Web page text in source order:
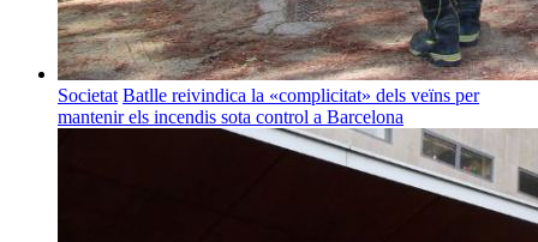
Societat Batlle reivindica la «complicitat» dels veïns per
mantenir els incendis sota control a Barcelona